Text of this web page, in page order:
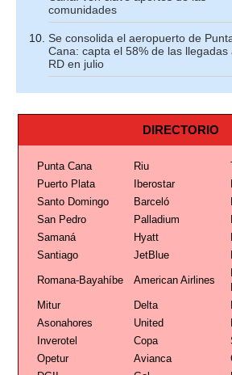
comunidades
Se consolida el aeropuerto de
Cana: capta el 58% de las llegadas
RD en julio
DIRECTORIO
Punta Cana Riu
Puerto Plata
Iberostar
Santo Domingo
Barceló
San Pedro
Palladium
Samaná
Hyatt
Santiago
JetBlue
Romana-Bayahíbe American Airlines
Mitur
Delta
Asonahores
United
Inverotel
Copa
Opetur
Avianca